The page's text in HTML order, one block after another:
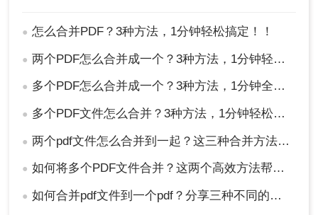
● 怎么合并PDF？3种方法，1分钟轻松搞定！！
● 两个PDF怎么合并成一个？3种方法，1分钟轻松搞定！
● 多个PDF怎么合并成一个？3种方法，1分钟全搞定！！
● 多个PDF文件怎么合并？3种方法，1分钟轻松搞定！!
● 两个pdf文件怎么合并到一起？这三种合并方法超实用！
● 如何将多个PDF文件合并？这两个高效方法帮你解决！
● 如何合并pdf文件到一个pdf？分享三种不同的方法来帮助您轻松合并！